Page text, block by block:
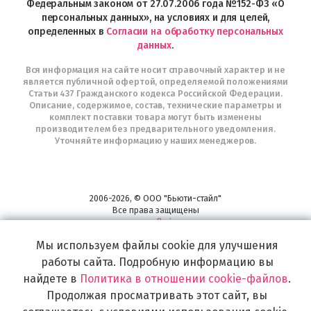
Федеральным законом от 27.07.2006 года №152-ФЗ «О
персональных данных», на условиях и для целей,
определенных в Согласии на обработку персональных
данных.
Вся информация на сайте носит справочный характер и не
является публичной офертой, определяемой положениями
Статьи 437 Гражданского кодекса Российской Федерации.
Описание, содержимое, состав, технические параметры и
комплект поставки товара могут быть изменены
производителем без предварительного уведомления.
Уточняйте информацию у наших менеджеров.
2006-2026, © ООО "Бьюти-стайл"
Все права защищены
www.profhairs.ru
Широкий выбор инструментов, аксессуаров и принадлежностей для
воплощения
самых изысканных и необычных идей по созданию Вашего образа и стиля.
Мы используем файлы cookie для улучшения
работы сайта. Подробную информацию вы
найдете в Политика в отношении cookie-файлов.
Продолжая просматривать этот сайт, вы